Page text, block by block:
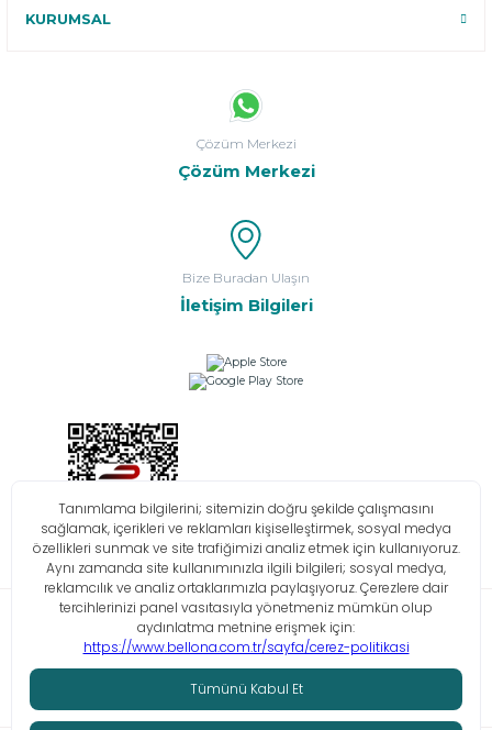
KURUMSAL
Çözüm Merkezi
Çözüm Merkezi
Bize Buradan Ulaşın
İletişim Bilgileri
Bilgi Toplumu Hizmetleri KVKK Çerez Politikası İşlem Rehberi